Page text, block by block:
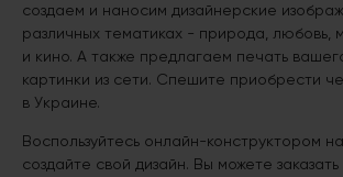
создаем и наносим дизайнерские
различных тематиках - природа, любовь,
и кино. А также предлагаем печать
картинки из сети. Спешите приобрести
в Украине.
Воспользуйтесь онлайн-конструктором
создайте свой дизайн. Вы можете